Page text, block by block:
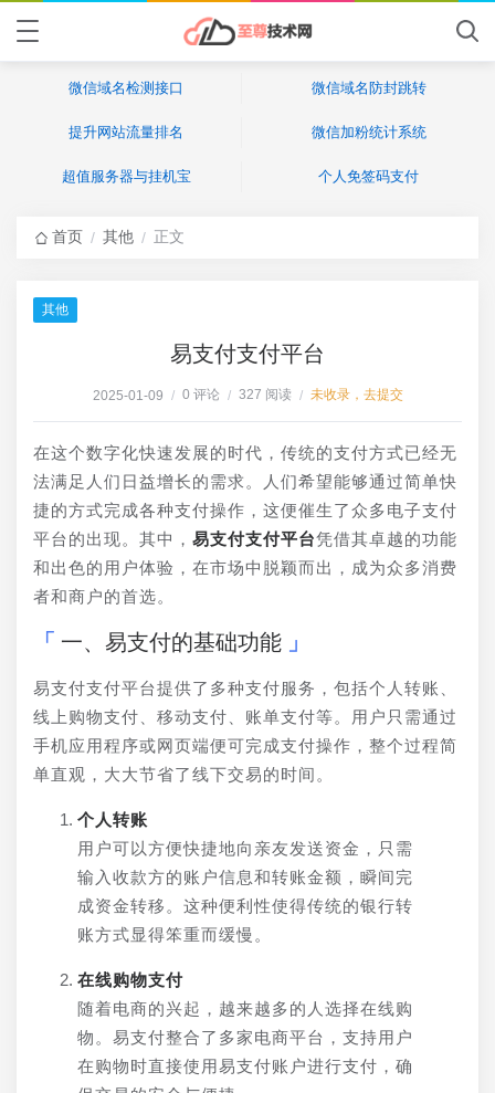
微信域名检测接口 微信域名防封跳转
提升网站流量排名 微信加粉统计系统
超值服务器与挂机宝 个人免签码支付
首页 / 其他 / 正文
其他
易支付支付平台
2025-01-09 / 0 评论 / 327 阅读 / 未收录，去提交
在这个数字化快速发展的时代，传统的支付方式已经无
法满足人们日益增长的需求。人们希望能够通过简单快
捷的方式完成各种支付操作，这便催生了众多电子支付
平台的出现。其中， 易支付支付平台凭借其卓越的功能
和出色的用户体验，在市场中脱颖而出，成为众多消费
者和商户的首选。
一、易支付的基础功能
易支付支付平台提供了多种支付服务，包括个人转账、
线上购物支付、移动支付、账单支付等。用户只需通过
手机应用程序或网页端便可完成支付操作，整个过程简
单直观，大大节省了线下交易的时间。
个人转账
用户可以方便快捷地向亲友发送资金，只需
输入收款方的账户信息和转账金额，瞬间完
成资金转移。这种便利性使得传统的银行转
账方式显得笨重而缓慢。
在线购物支付
随着电商的兴起，越来越多的人选择在线购
物。易支付整合了多家电商平台，支持用户
在购物时直接使用易支付账户进行支付，确